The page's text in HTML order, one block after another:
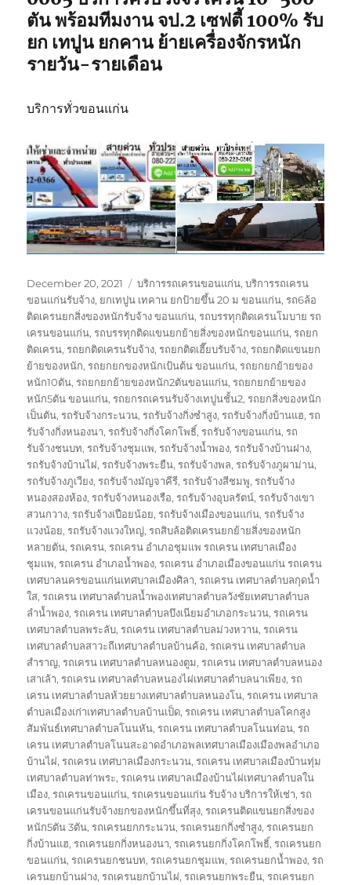
ตัน พร้อมทีมงาน จป.2 เซฟตี้ 100% รับ
ยก เทปูน ยกคาน ย้ายเครื่องจักรหนัก
รายวัน-รายเดือน
บริการทั่วขอนแก่น
Posted
on
December 20, 2021 Tags
บริการรถเครนขอนแก่น,บริการรถเครน
ขอนแก่นรับจ้าง, ยกเทปูน เทคาน ยกป้ายขึ้น 20 ม ขอนแก่น,รถ6ล้อ
ติดเครนยกสิ่งของหนักรับจ้าง ขอนแก่น,รถบรรทุกติดเครนโมบาย รถ
เครนขอนแก่น,รถบรรทุกติดแขนยกย้ายสิ่งของหนักขอนแก่น,รถยก
ติดเครน,รถยกติดเครนรับจ้าง,รถยกติดเฮี๊ยบรับจ้าง,รถยกติดแขนยก
ย้ายของหนัก,รถยกยกของหนักเป้นต้น ขอนแก่น,รถยกยกย้ายของ
หนัก10ตัน,รถยกยกย้ายของหนัก2ตันขอนแก่น,รถยกยกย้ายของ
หนัก5ตัน ขอนแก่น,รถยกรถเครนรับจ้างเทปูนชั้น2,รถยกสิ่งของหนัก
เป็นตัน,รถรับจ้างกระนวน,รถรับจ้างกิ่งซำสูง,รถรับจ้างกิ่งบ้านแฮ,รถ
รับจ้างกิ่งหนองนา,รถรับจ้างกิ่งโคกโพธิ์,รถรับจ้างขอนแก่น,รถ
รับจ้างชนบท,รถรับจ้างชุมแพ,รถรับจ้างน้ำพอง,รถรับจ้างบ้านฝาง,
รถรับจ้างบ้านไผ่,รถรับจ้างพระยืน,รถรับจ้างพล,รถรับจ้างภูผาม่าน,
รถรับจ้างภูเวียง,รถรับจ้างมัญจาคีรี,รถรับจ้างสีชมพู,รถรับจ้าง
หนองสองห้อง,รถรับจ้างหนองเรือ,รถรับจ้างอุบลรัตน์,รถรับจ้างเขา
สวนกวาง,รถรับจ้างเปือยน้อย,รถรับจ้างเมืองขอนแก่น,รถรับจ้าง
แวงน้อย,รถรับจ้างแวงใหญ่,รถสิบล้อติดเครนยกย้ายสิ่งของหนัก
หลายตัน,รถเครน,รถเครน อำเภอชุมแพ รถเครน เทศบาลเมือง
ชุมแพ,รถเครน อำเภอน้ำพอง,รถเครน อำเภอเมืองขอนแก่น รถเครน
เทศบาลนครขอนแก่นเทศบาลเมืองศิลา,รถเครน เทศบาลตำบลกุดน้ำ
ใส,รถเครน เทศบาลตำบลน้ำพองเทศบาลตำบลวังชัยเทศบาลตำบล
ลำน้ำพอง,รถเครน เทศบาลตำบลบึงเนียมอำเภอกระนวน,รถเครน
เทศบาลตำบลพระลับ,รถเครน เทศบาลตำบลม่วงหวาน,รถเครน
เทศบาลตำบลสาวะถีเทศบาลตำบลบ้านค้อ,รถเครน เทศบาลตำบล
สำราญ,รถเครน เทศบาลตำบลหนองตูม,รถเครน เทศบาลตำบลหนอง
เสาเล้า,รถเครน เทศบาลตำบลหนองไผ่เทศบาลตำบลนาเพียง,รถ
เครน เทศบาลตำบลห้วยยางเทศบาลตำบลหนองโน,รถเครน เทศบาล
ตำบลเมืองเก่าเทศบาลตำบลบ้านเป็ด,รถเครน เทศบาลตำบลโคกสูง
สัมพันธ์เทศบาลตำบลโนนหัน,รถเครน เทศบาลตำบลโนนท่อน,รถ
เครน เทศบาลตำบลโนนสะอาดอำเภอพลเทศบาลเมืองเมืองพลอำเภอ
บ้านไผ่,รถเครน เทศบาลเมืองกระนวน,รถเครน เทศบาลเมืองบ้านทุ่ม
เทศบาลตำบลท่าพระ,รถเครน เทศบาลเมืองบ้านไผ่เทศบาลตำบลใน
เมือง,รถเครนขอนแก่น,รถเครนขอนแก่น รับจ้าง บริการให้เช่า,รถ
เครนขอนแก่นรับจ้างยกของหนักขึ้นที่สุง,รถเครนติดแขนยกสิ่งของ
หนัก5ตัน 3ตัน,รถเครนยกกระนวน,รถเครนยกกิ่งซำสูง,รถเครนยก
กิ่งบ้านแฮ,รถเครนยกกิ่งหนองนา,รถเครนยกกิ่งโคกโพธิ์,รถเครนยก
ขอนแก่น,รถเครนยกชนบท,รถเครนยกชุมแพ,รถเครนยกน้ำพอง,รถ
เครนยกบ้านฝาง,รถเครนยกบ้านไผ่,รถเครนยกพระยืน,รถเครนยก